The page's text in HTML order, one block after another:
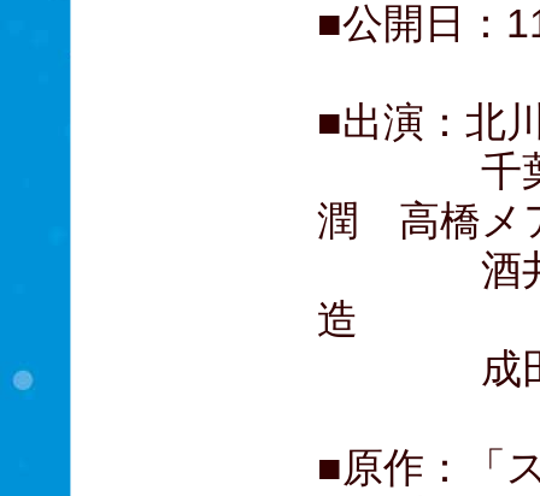
■公開日：
■出演：北
千葉雄
潤 高橋メ
酒井健
造
成田凌
■原作：「